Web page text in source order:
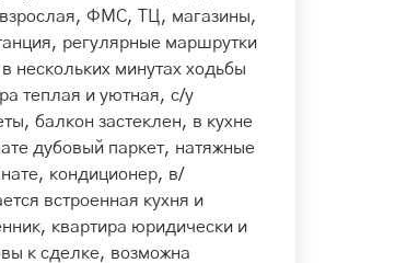
ФМС, ТЦ, магазины,
регулярные маршрутки
нескольких минутах ходьбы
теплая и уютная, с/у
балкон застеклен, в кухне
дубовый паркет, натяжные
кондиционер, в/
встроенная кухня и
квартира юридически и
к сделке, возможна